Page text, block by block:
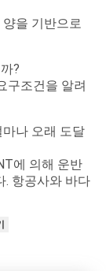
을 기반으로
?
구조건을 알려
나 오래 도달
에 의해 운반
. 항공사와 바다